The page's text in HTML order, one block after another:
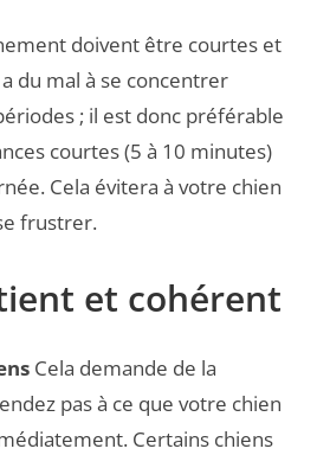
doivent être courtes et
du mal à se concentrer
; il est donc préférable
courtes (5 à 10 minutes)
Cela évitera à votre chien
frustrer.
et cohérent
Cela demande de la
pas à ce que votre chien
Certains chiens